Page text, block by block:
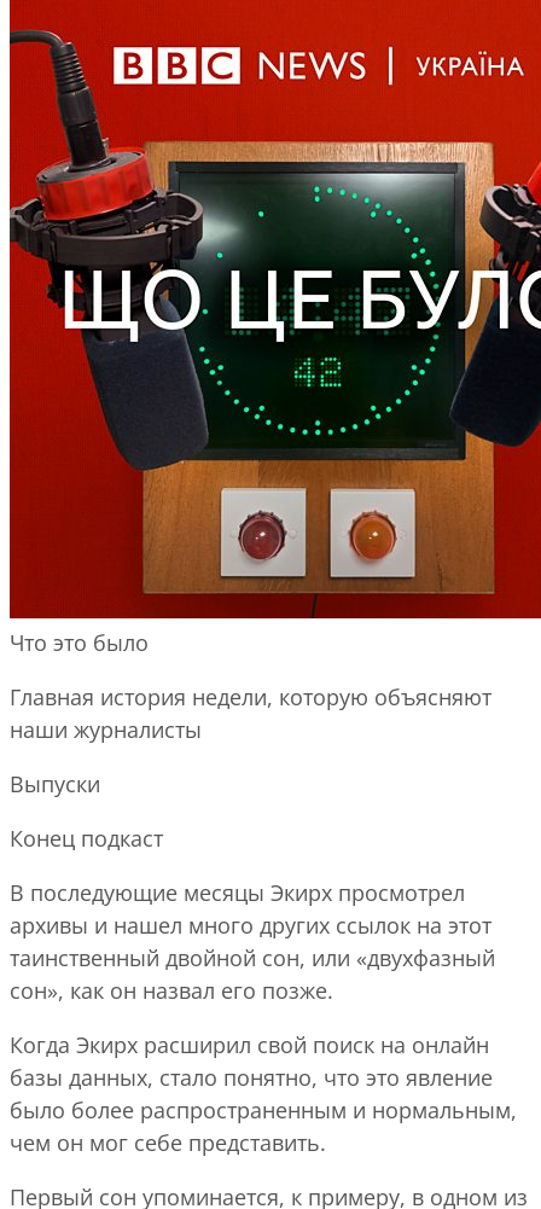
Что это было
Главная история недели, которую объясняют
наши журналисты
Выпуски
Конец подкаст
В последующие месяцы Экирх просмотрел
архивы и нашел много других ссылок на этот
таинственный двойной сон, или «двухфазный
сон», как он назвал его позже.
Когда Экирх расширил свой поиск на онлайн
базы данных, стало понятно, что это явление
было более распространенным и нормальным,
чем он мог себе представить.
Первый сон упоминается, к примеру, в одном из